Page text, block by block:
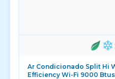
Ar Condicionado Split Hi
Efficiency Wi-Fi 9000